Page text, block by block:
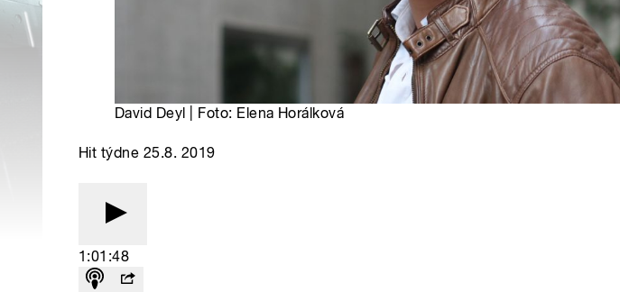
David Deyl | Foto: Elena Horálková
Hit týdne 25.8. 2019
1:01:48